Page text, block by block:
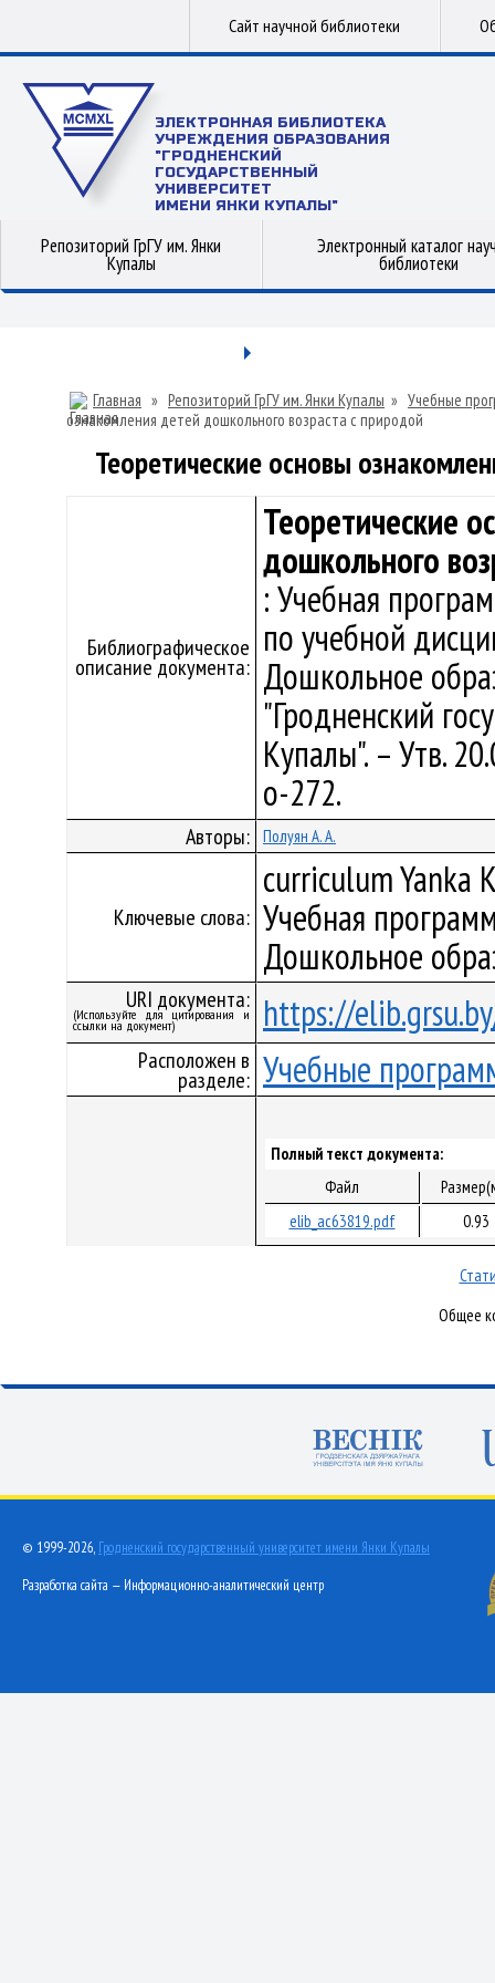
Сайт научной библиотеки
ЭЛЕКТРОННАЯ БИБЛИОТЕКА
УЧРЕЖДЕНИЯ ОБРАЗОВАНИЯ
"ГРОДНЕНСКИЙ
ГОСУДАРСТВЕННЫЙ
УНИВЕРСИТЕТ
ИМЕНИ ЯНКИ КУПАЛЫ"
Репозиторий ГрГУ им. Янки
Купалы
Электронный каталог
библиотеки
Главная » Репозиторий ГрГУ им. Янки Купалы » Учебные
ознакомления детей дошкольного возраста с природой
Теоретические основы
Библиографическое
описание документа:
Теоретические
дошкольного
: Учебная
по учебной
Дошкольное
"Гродненский
Купалы". – Утв.
о-272.
Авторы: Полуян А. А.
Ключевые слова:
curriculum Yanka
Учебная
Дошкольное
URI документа:
(Используйте для цитирования и
ссылки на документ) https://
Расположен в
разделе: Учебные
Полный текст документа:
Файл
elib_ac63819.pdf
0.93
Общее
© 1999-2026, Гродненский государственный университет имени Янки Купалы
Разработка сайта — Информационно-аналитический центр